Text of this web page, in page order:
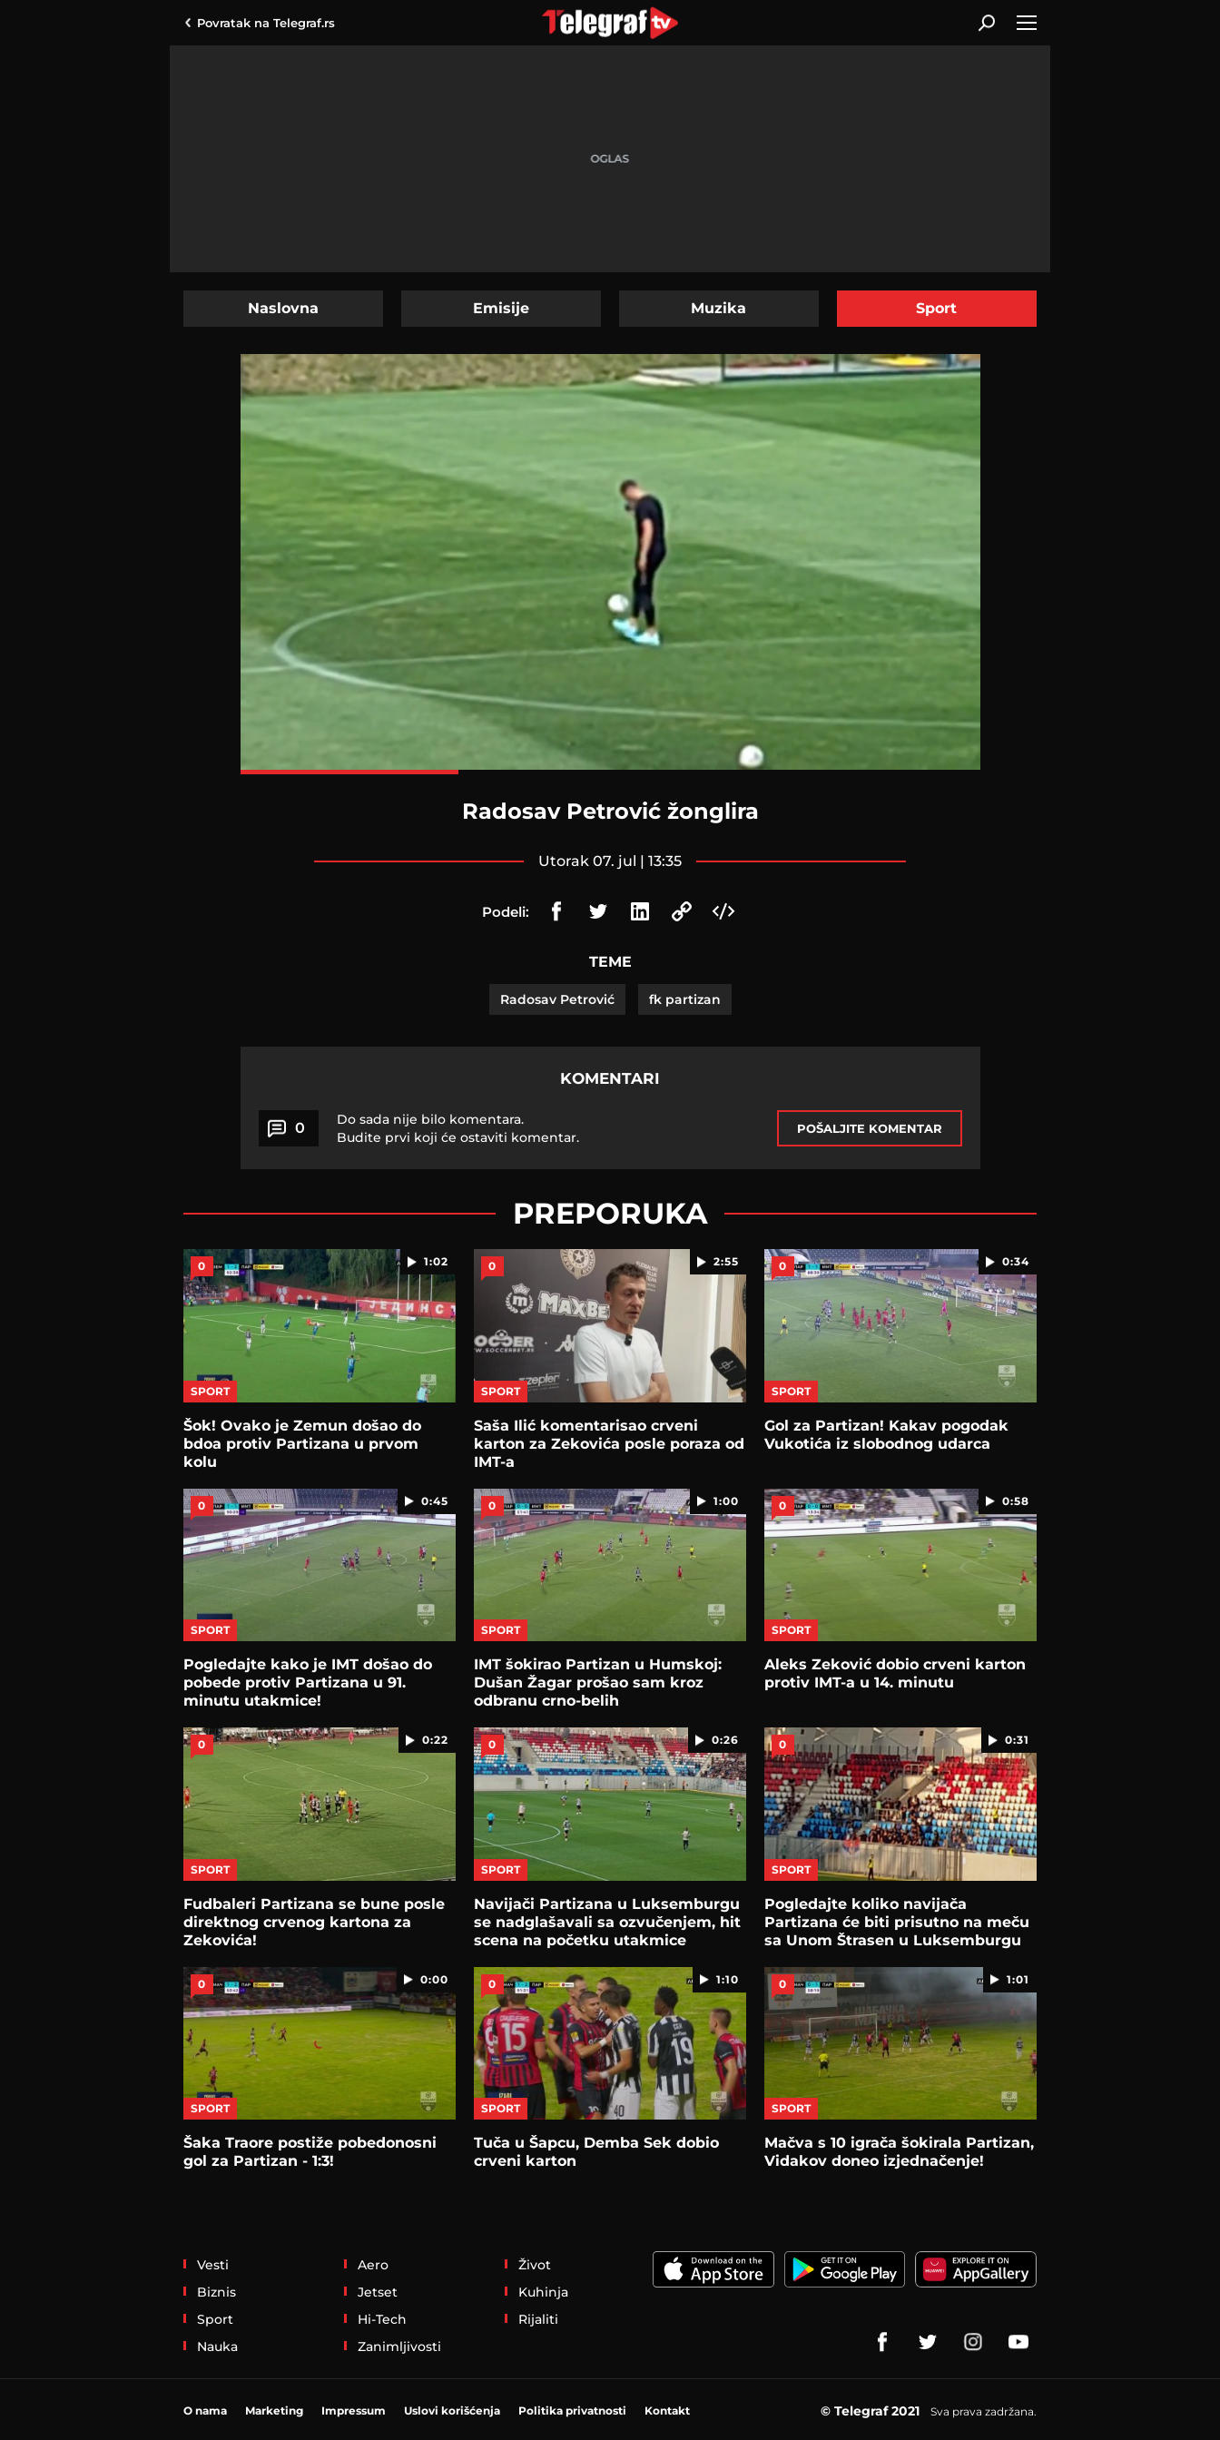
Povratak na Telegraf.rs
Naslovna Emisije Muzika Sport
Radosav Petrović žonglira
utorak 07. jul | 13:35
Podeli:
TEME
Radosav Petrović fk partizan
KOMENTARI
0
Do sada nije bilo komentara.
Budite prvi koji će ostaviti komentar.
POŠALJITE KOMENTAR
PREPORUKA
1:02
0
SPORT
Šok! Ovako je Zemun došao do
bdoa protiv Partizana u prvom
kolu
2:55
0
SPORT
Saša Ilić komentarisao crveni
karton za Zekovića posle poraza od
IMT-a
0:34
0
SPORT
Gol za Partizan! Kakav pogodak
Vukotića iz slobodnog udarca
0:45
0
SPORT
Pogledajte kako je IMT došao do
pobede protiv Partizana u 91.
minutu utakmice!
1:00
0
SPORT
IMT šokirao Partizan u Humskoj:
Dušan Žagar prošao sam kroz
odbranu crno-belih
0:58
0
SPORT
Aleks Zeković dobio crveni karton
protiv IMT-a u 14. minutu
0:22
0
SPORT
Fudbaleri Partizana se bune posle
direktnog crvenog kartona za
Zekovića!
0:26
0
SPORT
Navijači Partizana u Luksemburgu
se nadglašavali sa ozvučenjem, hit
scena na početku utakmice
0:31
0
SPORT
Pogledajte koliko navijača
Partizana će biti prisutno na meču
sa Unom Štrasen u Luksemburgu
0:00
0
SPORT
Šaka Traore postiže pobedonosni
gol za Partizan - 1:3!
1:10
0
SPORT
Tuča u Šapcu, Demba Sek dobio
crveni karton
1:01
0
SPORT
Mačva s 10 igrača šokirala Partizan,
Vidakov doneo izjednačenje!
Vesti
Biznis
Sport
Nauka
Aero
Jetset
Hi-Tech
Zanimljivosti
Život
Kuhinja
Rijaliti
O nama Marketing Impressum Uslovi korišćenja Politika privatnosti Kontakt © Telegraf 2021 Sva prava zadržana.